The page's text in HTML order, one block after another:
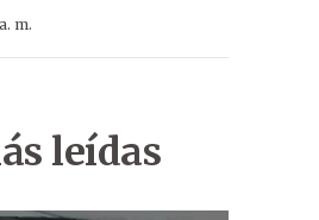
m.
leídas